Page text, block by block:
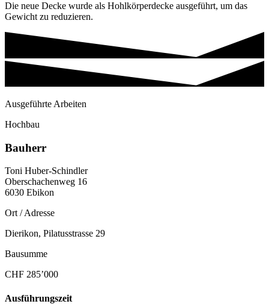
Die neue Decke wurde als Hohlkörperdecke ausgeführt, um das
Gewicht zu reduzieren.
Ausgeführte Arbeiten
Hochbau
Bauherr
Toni Huber-Schindler
Oberschachenweg 16
6030 Ebikon
Ort / Adresse
Dierikon, Pilatusstrasse 29
Bausumme
CHF 285’000
Ausführungszeit